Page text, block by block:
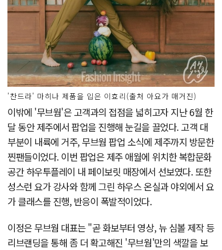
'찬드라' 마히나 제품을 입은 이효리(출처 아요가 매거진)
이밖에 '무브웜'은 고객과의 접점을 넓히고자 지난 6월 한
달 동안 제주에서 팝업을 진행해 눈길을 끌었다. 고객 대
부분이 내륙에 거주, 무브웜 팝업 소식에 제주까지 방문한
찐팬들이었다. 이번 팝업은 제주 애월에 위치한 복합문화
공간 하우투플레이 내 페이보릿 매장에서 선보였다. 또한
성스런 요가 강사와 함께 그린 하우스 온실과 야외에서 요
가 클래스를 진행, 반응이 폭발적이었다.
이정은 무브웜 대표는 "곧 화보부터 영상, 뉴 심볼 제작 등
리브랜딩을 통해 좀 더 확고해진 '무브웜'만의 색깔을 보